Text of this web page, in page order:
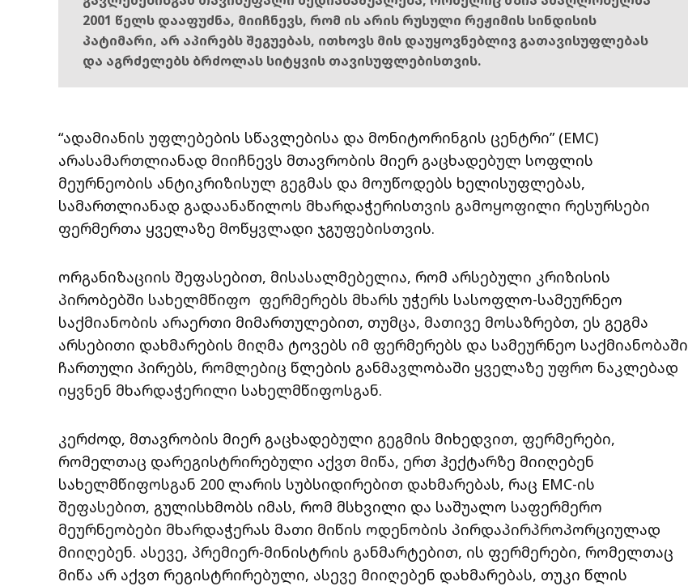
2001 წელს დააფუძნა, მიიჩნევს, რომ ის არის რუსული რეჟიმის სინდისის
პატიმარი, არ აპირებს შეგუებას, ითხოვს მის დაუყოვნებლივ გათავისუფლებას
და აგრძელებს ბრძოლას სიტყვის თავისუფლებისთვის.
“ადამიანის უფლებების სწავლებისა და მონიტორინგის ცენტრი” (EMC)
არასამართლიანად მიიჩნევს მთავრობის მიერ გაცხადებულ სოფლის
მეურნეობის ანტიკრიზისულ გეგმას და მოუწოდებს ხელისუფლებას,
სამართლიანად გადაანაწილოს მხარდაჭერისთვის გამოყოფილი რესურსები
ფერმერთა ყველაზე მოწყვლადი ჯგუფებისთვის.
ორგანიზაციის შეფასებით, მისასალმებელია, რომ არსებული კრიზისის
პირობებში სახელმწიფო ფერმერებს მხარს უჭერს სასოფლო-სამეურნეო
საქმიანობის არაერთი მიმართულებით, თუმცა, მათივე მოსაზრებთ, ეს გეგმა
არსებითი დახმარების მიღმა ტოვებს იმ ფერმერებს და სამეურნეო საქმიანობაში
ჩართული პირებს, რომლებიც წლების განმავლობაში ყველაზე უფრო ნაკლებად
იყვნენ მხარდაჭერილი სახელმწიფოსგან.
კერძოდ, მთავრობის მიერ გაცხადებული გეგმის მიხედვით, ფერმერები,
რომელთაც დარეგისტრირებული აქვთ მიწა, ერთ ჰექტარზე მიიღებენ
სახელმწიფოსგან 200 ლარის სუბსიდირებით დახმარებას, რაც EMC-ის
შეფასებით, გულისხმობს იმას, რომ მსხვილი და საშუალო საფერმერო
მეურნეობები მხარდაჭერას მათი მიწის ოდენობის პირდაპირპროპორციულად
მიიღებენ. ასევე, პრემიერ-მინისტრის განმარტებით, ის ფერმერები, რომელთაც
მიწა არ აქვთ რეგისტრირებული, ასევე მიიღებენ დახმარებას, თუკი წლის